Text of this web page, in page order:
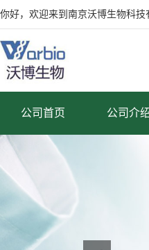
你好，欢迎来到南京沃博生物科技
公司首页 公司介